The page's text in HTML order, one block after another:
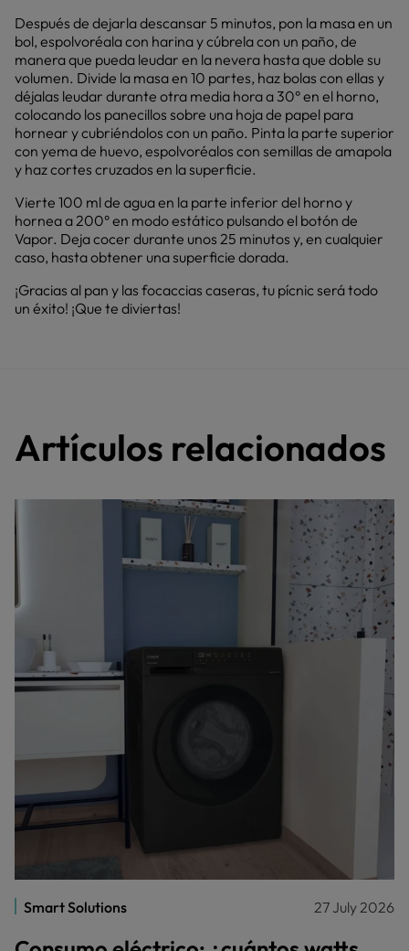
Después de dejarla descansar 5 minutos, pon la masa en un
bol, espolvoréala con harina y cúbrela con un paño, de
manera que pueda leudar en la nevera hasta que doble su
volumen. Divide la masa en 10 partes, haz bolas con ellas y
déjalas leudar durante otra media hora a 30° en el horno,
colocando los panecillos sobre una hoja de papel para
hornear y cubriéndolos con un paño. Pinta la parte superior
con yema de huevo, espolvoréalos con semillas de amapola
y haz cortes cruzados en la superficie.
Vierte 100 ml de agua en la parte inferior del horno y
hornea a 200° en modo estático pulsando el botón de
Vapor. Deja cocer durante unos 25 minutos y, en cualquier
caso, hasta obtener una superficie dorada.
¡Gracias al pan y las focaccias caseras, tu pícnic será todo
un éxito! ¡Que te diviertas!
Artículos relacionados
Smart Solutions 27 July 2026